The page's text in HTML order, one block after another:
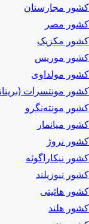
کشور مجارستان
کشور مصر
کشور مکزیک
کشور موریس
کشور مولداوی
کشور مونتسرات
کشور مونته‌نگرو
کشور میانمار
کشور نروژ
کشور نیکاراگوئه
کشور نیوزیلند
کشور هائیتی
کشور هلند